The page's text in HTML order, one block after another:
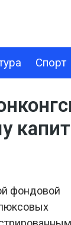
Спорт
фондовой